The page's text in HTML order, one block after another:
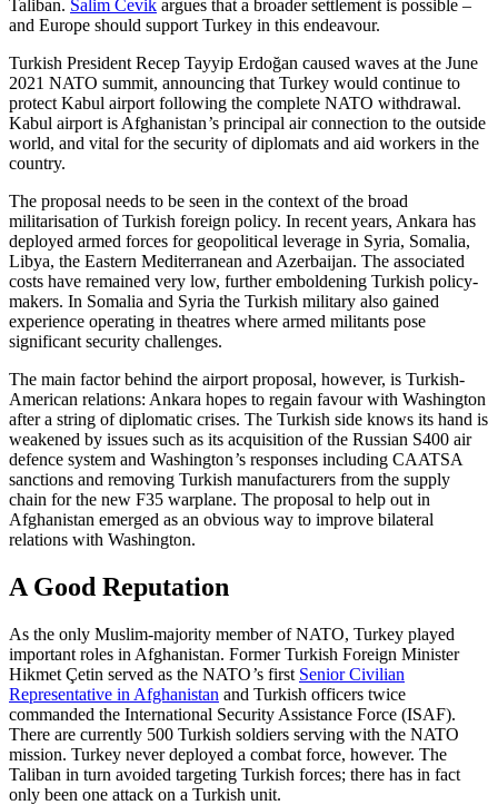
Taliban. Salim Cevik argues that a broader settlement is possible –
and Europe should support Turkey in this endeavour.
Turkish President Recep Tayyip Erdoğan caused waves at the June
2021 NATO summit, announcing that Turkey would continue to
protect Kabul airport following the complete NATO withdrawal.
Kabul airport is Afghanistan’s principal air connection to the outside
world, and vital for the security of diplomats and aid workers in the
country.
The proposal needs to be seen in the context of the broad
militarisation of Turkish foreign policy. In recent years, Ankara has
deployed armed forces for geopolitical leverage in Syria, Somalia,
Libya, the Eastern Mediterranean and Azerbaijan. The associated
costs have remained very low, further emboldening Turkish policy-
makers. In Somalia and Syria the Turkish military also gained
experience operating in theatres where armed militants pose
significant security challenges.
The main factor behind the airport proposal, however, is Turkish-
American relations: Ankara hopes to regain favour with Washington
after a string of diplomatic crises. The Turkish side knows its hand is
weakened by issues such as its acquisition of the Russian S400 air
defence system and Washington’s responses including CAATSA
sanctions and removing Turkish manufacturers from the supply
chain for the new F35 warplane. The proposal to help out in
Afghanistan emerged as an obvious way to improve bilateral
relations with Washington.
A Good Reputation
As the only Muslim-majority member of NATO, Turkey played
important roles in Afghanistan. Former Turkish Foreign Minister
Hikmet Çetin served as the NATO’s first Senior Civilian
Representative in Afghanistan and Turkish officers twice
commanded the International Security Assistance Force (ISAF).
There are currently 500 Turkish soldiers serving with the NATO
mission. Turkey never deployed a combat force, however. The
Taliban in turn avoided targeting Turkish forces; there has in fact
only been one attack on a Turkish unit.